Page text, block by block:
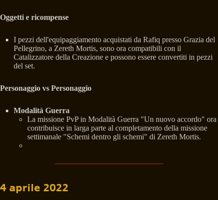
Oggetti e ricompense
I pezzi dell'equipaggiamento acquistati da Rafiq presso Grazia del
Pellegrino, a Zereth Mortis, sono ora compatibili con il
Catalizzatore della Creazione e possono essere convertiti in pezzi
del set.
Personaggio vs Personaggio
Modalità Guerra
La missione PvP in Modalità Guerra "Un nuovo accordo" ora
contribuisce in larga parte al completamento della missione
settimanale "Schemi dentro gli schemi" di Zereth Mortis.
4 aprile 2022